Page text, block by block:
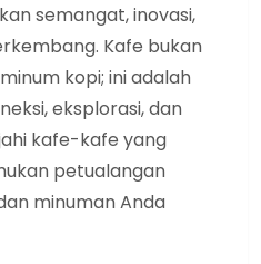
semangat, inovasi,
Kafe bukan
kopi; ini adalah
eksplorasi, dan
kafe-kafe yang
petualangan
minuman Anda